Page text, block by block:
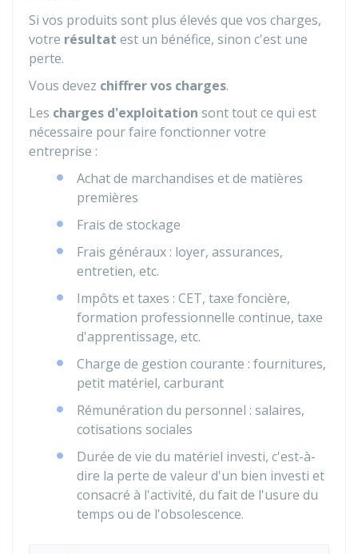
Si vos produits sont plus élevés que vos charges,
votre résultat est un bénéfice, sinon c'est une
perte.
Vous devez chiffrer vos charges.
Les charges d'exploitation sont tout ce qui est
nécessaire pour faire fonctionner votre
entreprise :
Achat de marchandises et de matières
premières
Frais de stockage
Frais généraux : loyer, assurances,
entretien, etc.
Impôts et taxes : CET, taxe foncière,
formation professionnelle continue, taxe
d'apprentissage, etc.
Charge de gestion courante : fournitures,
petit matériel, carburant
Rémunération du personnel : salaires,
cotisations sociales
Durée de vie du matériel investi, c'est-à-
dire la perte de valeur d'un bien investi et
consacré à l'activité, du fait de l'usure du
temps ou de l'obsolescence.